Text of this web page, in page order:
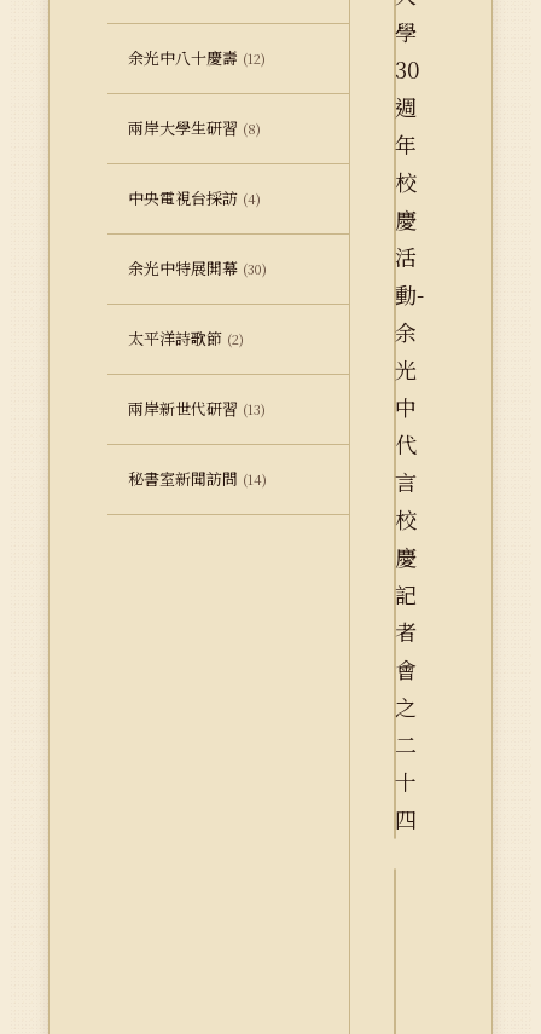
余光中八十慶壽 (12)
兩岸大學生研習 (8)
中央電視台採訪 (4)
余光中特展開幕 (30)
太平洋詩歌節 (2)
兩岸新世代研習 (13)
秘書室新聞訪問 (14)